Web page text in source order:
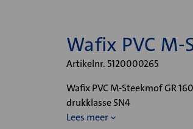
Wafix PVC M-
Artikelnr. 5120000265
Wafix PVC M-Steekmof GR
drukklasse SN4
Lees meer